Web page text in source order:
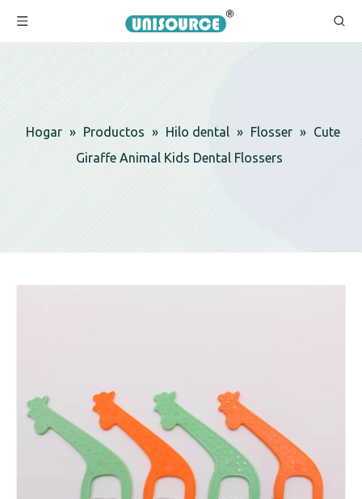
Hogar » Productos » Hilo dental » Flosser » Cute
Giraffe Animal Kids Dental Flossers